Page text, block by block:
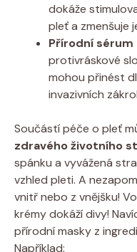
dokáže
pleť a zmenšuje
Přírodní sérum
protivráskové
mohou ​přinést
invazivních
Součástí péče o‍ pleť
‌zdravého životního
spánku a​ vyvážená
vzhled pleti. A
vnitř nebo z vnějšku!
krémy dokáží ⁢divy!
přírodní masky z‍
Například: